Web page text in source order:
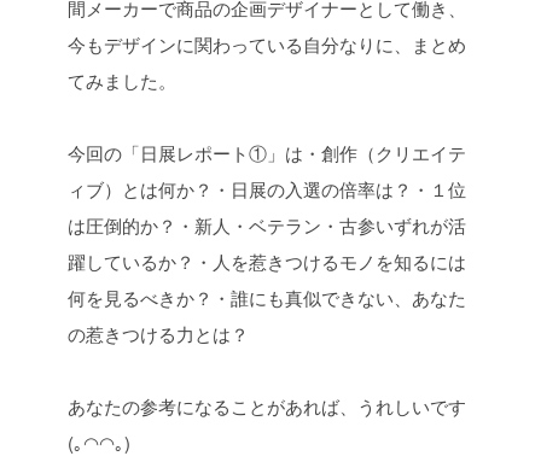
間メーカーで商品の企画デザイナーとして働き、
今もデザインに関わっている自分なりに、まとめ
てみました。
今回の「日展レポート①」は ・創作（クリエイテ
ィブ）とは何か？ ・日展の入選の倍率は？ ・１位
は圧倒的か？ ・新人・ベテラン・古参いずれが活
躍しているか？ ・人を惹きつけるモノを知るには
何を見るべきか？ ・誰にも真似できない、あなた
の惹きつける力とは？
あなたの参考になることがあれば、うれしいです
(｡◠◠｡)